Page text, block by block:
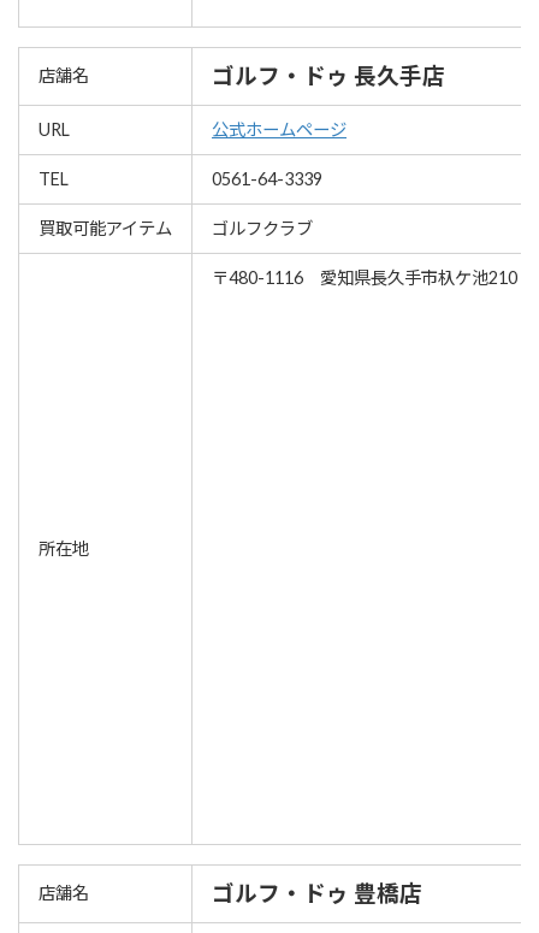
店舗名 ゴルフ・ドゥ 長久手店
URL 公式ホームページ
TEL 0561-64-3339
買取可能アイテム ゴルフクラブ
所在地
〒480-1116 愛知県長久手市杁ケ池210
店舗名 ゴルフ・ドゥ 豊橋店